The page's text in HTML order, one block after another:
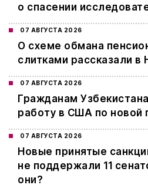
о спасении
07 АВГУСТА 2026
О схеме обмана
слитками рассказали
07 АВГУСТА 2026
Гражданам
работу в США по новой
07 АВГУСТА 2026
Новые принятые
не поддержали 11
они?